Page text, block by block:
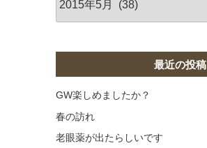
ー
最近の投稿
GW楽しめましたか？
春の訪れ
老眼薬が出たらしいです